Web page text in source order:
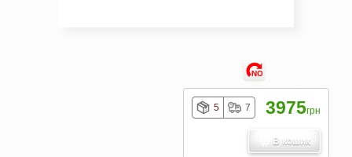
NO
5 7 3975грн
В кошик